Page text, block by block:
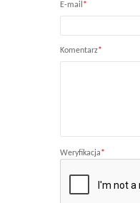
E-mail *
Komentarz*
Weryfikacja*